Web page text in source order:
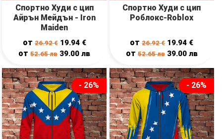
Спортно Худи с цип
Айрън Мейдън - Iron
Maiden
от26.92€ 19.94 €
от52.65лв 39.00лв
Спортно Худи с цип
Роблокс-Roblox
от26.92€ 19.94 €
от 52.65лв 39.00 лв
- 26% - 26%